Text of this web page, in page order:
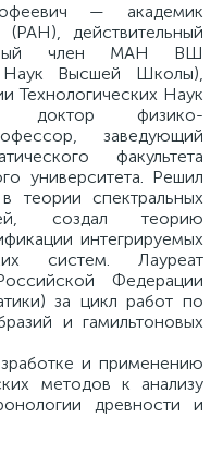
— академик
действительный
член МАН ВШ
Наук Высшей Школы),
Технологических Наук
доктор физико-
заведующий
факультета
университета. Решил
теории спектральных
создал теорию
интегрируемых
систем. Лауреат
Федерации
за цикл работ по
и гамильтоновых
и применению
методов к анализу
древности и